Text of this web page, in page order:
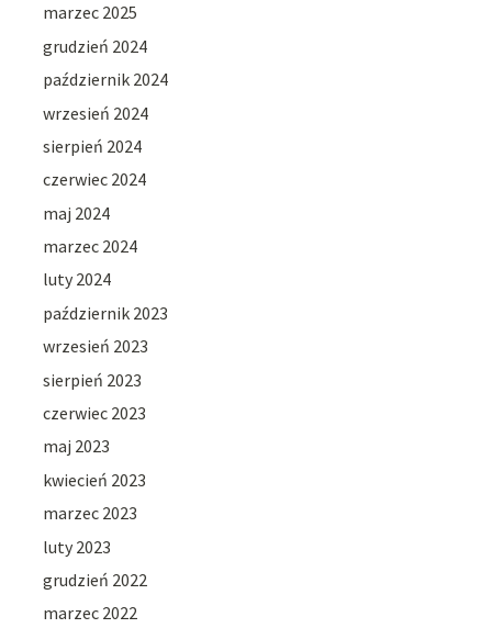
marzec 2025
grudzień 2024
październik 2024
wrzesień 2024
sierpień 2024
czerwiec 2024
maj 2024
marzec 2024
luty 2024
październik 2023
wrzesień 2023
sierpień 2023
czerwiec 2023
maj 2023
kwiecień 2023
marzec 2023
luty 2023
grudzień 2022
marzec 2022